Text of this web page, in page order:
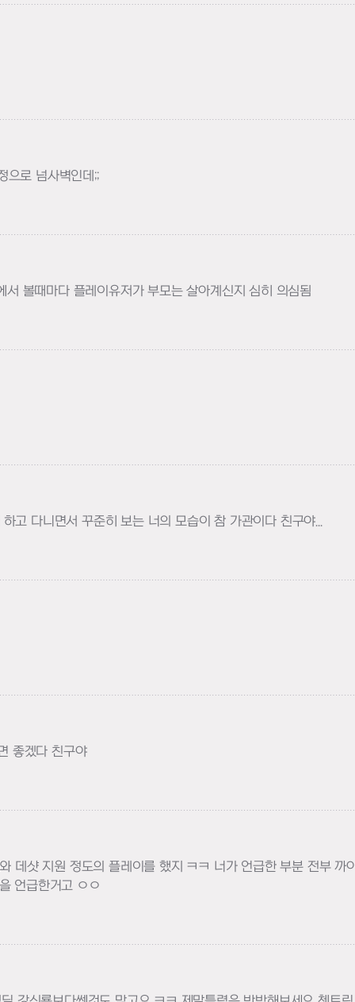
으로 넘사벽인데;;
볼때마다 플레이유저가 부모는 살아계신지 심히 의심됨
고 다니면서 꾸준히 보는 너의 모습이 참 가관이다 친구야...
좋겠다 친구야
데샷 지원 정도의 플레이를 했지 ㅋㅋ 너가 언급한 부분 전부 까
언급한거고 ㅇㅇ